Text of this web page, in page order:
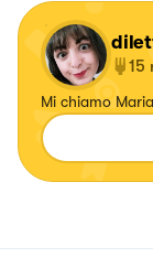
15
Mi chiamo